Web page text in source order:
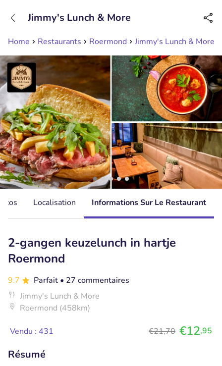
Disponible jusqu'à 23:00 heures
Home Restaurants Roermond Jimmy's Lunch & More
Jimmy's Lunch & More
Localisation Informations Sur Le Restaurant
2-gangen keuzelunch in hartje
Roermond
9.7 Parfait • 27 commentaires
Jimmy's Lunch & More
Roermond (458km)
Vendu : 431 €21,70 €12,95
Résumé